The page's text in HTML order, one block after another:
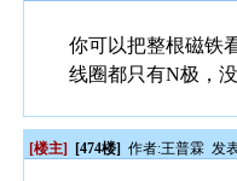
你可以把整根磁铁
线圈都只有N极，没
[楼主] [474楼] 作者:王普霖 发